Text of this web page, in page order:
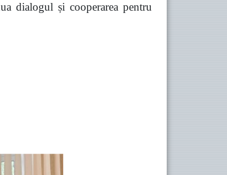
dialogul și cooperarea pentru